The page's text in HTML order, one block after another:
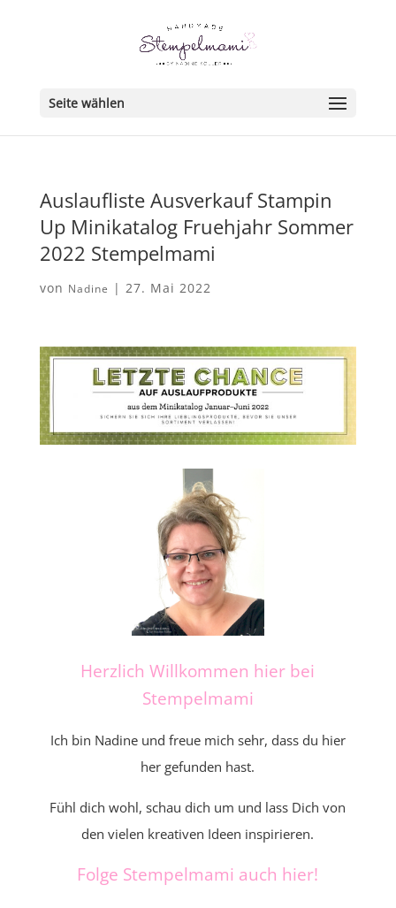
Seite wählen
Auslaufliste Ausverkauf Stampin
Up Minikatalog Fruehjahr Sommer
2022 Stempelmami
von Nadine | 27. Mai 2022
Herzlich Willkommen hier bei
Stempelmami
Ich bin Nadine und freue mich sehr, dass du hier
her gefunden hast.
Fühl dich wohl, schau dich um und lass Dich von
den vielen kreativen Ideen inspirieren.
Folge Stempelmami auch hier!